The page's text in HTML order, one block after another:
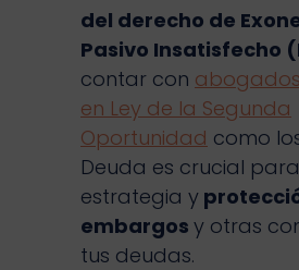
del derecho de
Pasivo Insatisfecho
contar con
en Ley de la Segunda
Oportunidad como
Deuda es crucial
estrategia y
embargos y otras
tus deudas.